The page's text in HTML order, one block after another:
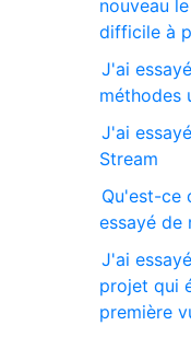
nouveau
difficile à
J'ai
méthodes
J'ai
Stream
Qu'est-ce
essayé de
J'ai
projet qui
première